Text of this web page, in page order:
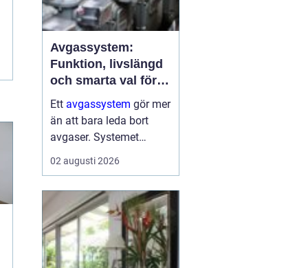
Avgassystem:
Funktion, livslängd
och smarta val för
bilägare
Ett avgassystem gör mer
än att bara leda bort
avgaser. Systemet
dämpar ljud, minskar
skadliga utsläpp och
passagerare. När
avgassystemet fungerar
som det ...
02 augusti 2026